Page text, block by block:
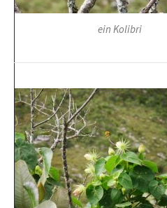
ein Kolibri